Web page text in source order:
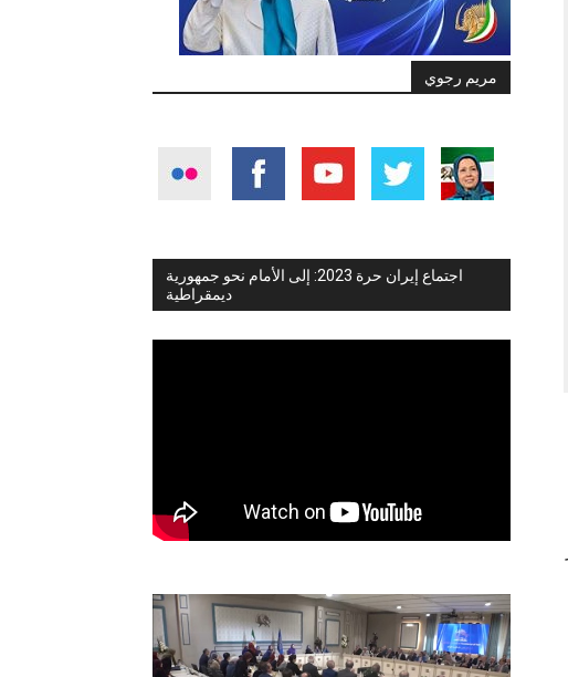
مريم رجوي
اجتماع إيران حرة 2023: إلى الأمام نحو جمهورية
ديمقراطية